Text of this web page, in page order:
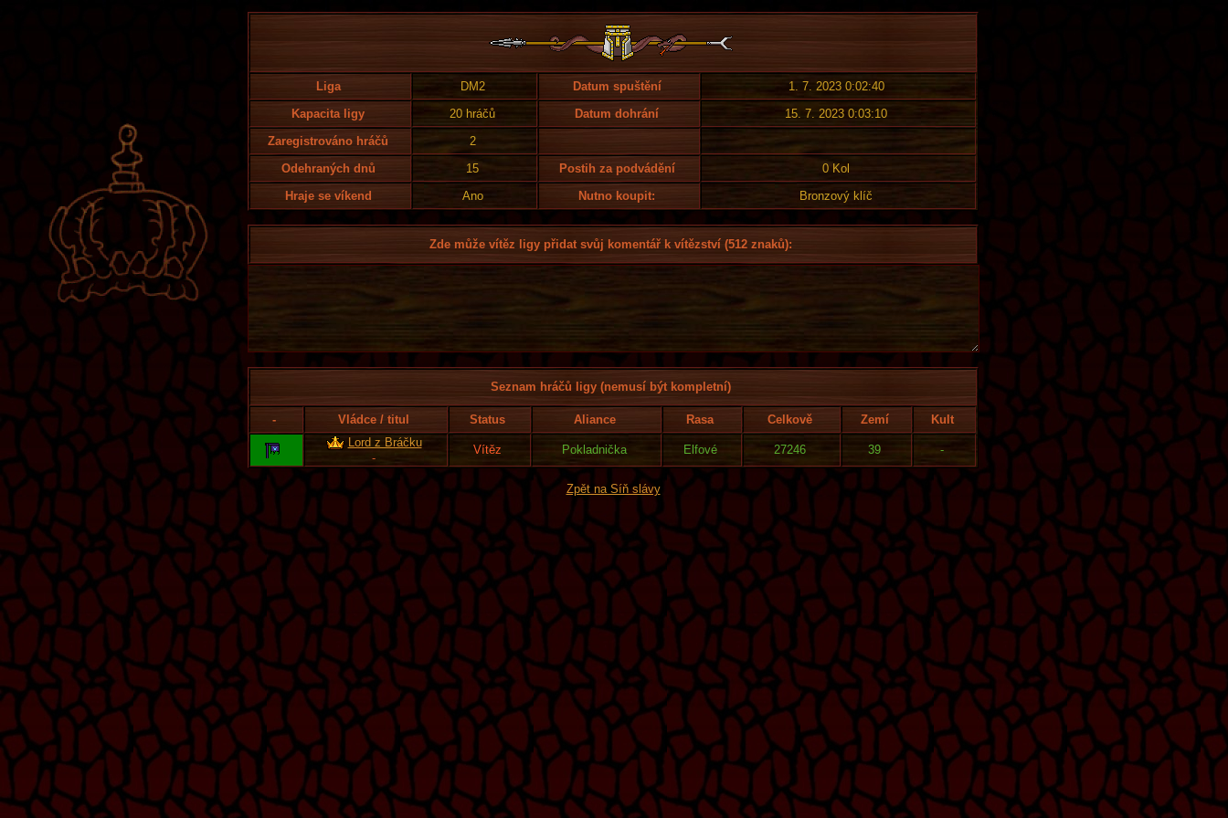
Liga DM2 Datum spuštění
1. 7. 2023 0:02:40
Kapacita ligy
20 hráčů Datum dohrání
15. 7. 2023 0:03:10
Zaregistrováno hráčů
2
Odehraných dnů
15 Postih za podvádění
0 Kol
Hraje se víkend
Ano Nutno koupit: Bronzový klíč
Zde může vítěz ligy přidat svůj komentář k vítězství (512 znaků):
Seznam hráčů ligy (nemusí být kompletní)
- Vládce / titul Status Aliance Rasa Celkově Zemí
Kult
Lord z Bráčku
-
Vítěz Pokladnička Elfové 27246 39 -
Zpět na Síň slávy